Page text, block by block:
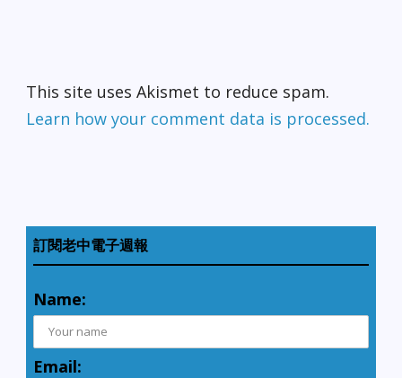
This site uses Akismet to reduce spam.
Learn how your comment data is processed.
訂閱老中電子週報
Name:
Email: